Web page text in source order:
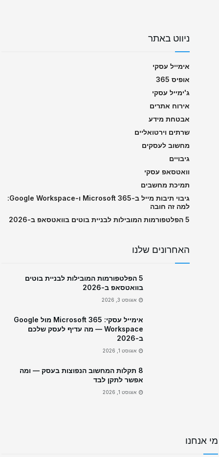
ניווט באתר
אימייל עסקי
אופיס 365
ג'ימייל עסקי
אירוח אתרים
אבטחת מידע
שרתים וירטואליים
מחשוב לעסקים
גיבויים
וואטסאפ עסקי
תמיכת מחשבים
גיבוי תיבות מייל ב-Microsoft 365 ו-Google Workspace:
למה זה חובה
5 הפלטפורמות המובילות לבניית בוטים בוואטסאפ ב-2026
האחרונים שלנו
5 הפלטפורמות המובילות לבניית בוטים
בוואטסאפ ב-2026
אוגוסט 3, 2026
אימייל עסקי: Microsoft 365 מול Google
Workspace — מה עדיף לעסק שלכם
ב-2026
אוגוסט 1, 2026
8 תקלות המחשוב הנפוצות בעסק — ומה
אפשר לתקן לבד
אוגוסט 1, 2026
מי אנחנו